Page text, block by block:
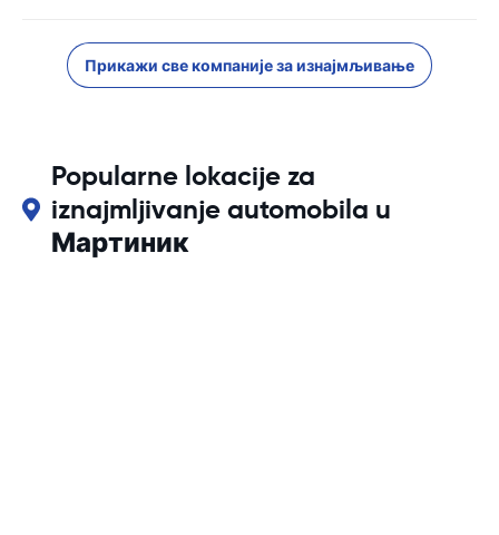
Прикажи све компаније за изнајмљивање
Popularne lokacije za
iznajmljivanje automobila u
Мартиник